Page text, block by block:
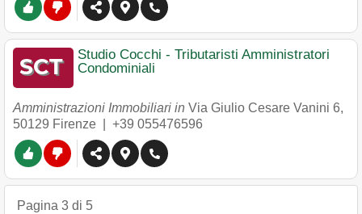
Studio Cocchi - Tributaristi Amministratori
Condominiali
Amministrazioni Immobiliari in Via Giulio Cesare Vanini 6,
50129 Firenze +39 055476596
Pagina 3 di 5